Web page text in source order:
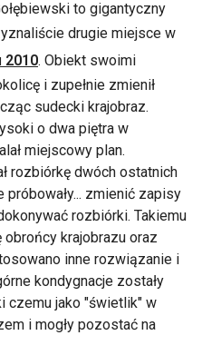
to gigantyczny
drugie miejsce w
2010. Obiekt swoimi
i zupełnie zmienił
sudecki krajobraz.
o dwa piętra w
miejscowy plan.
rozbiórkę dwóch ostatnich
próbowały... zmienić zapisy
rozbiórki. Takiemu
krajobrazu oraz
inne rozwiązanie i
kondygnacje zostały
czemu jako "świetlik" w
i mogły pozostać na